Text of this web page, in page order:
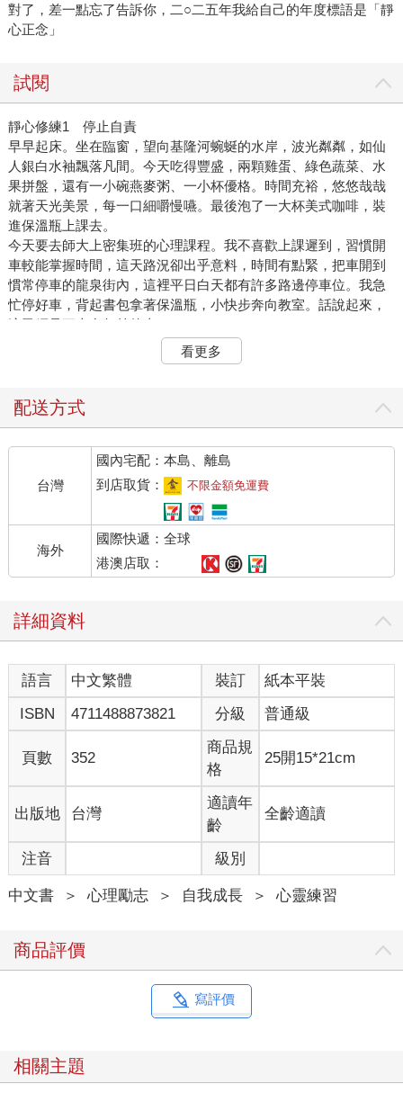
對了，差一點忘了告訴你，二○二五年我給自己的年度標語是「靜
心正念」
試閱
靜心修練1 停止自責
早早起床。坐在臨窗，望向基隆河蜿蜒的水岸，波光粼粼，如仙
人銀白水袖飄落凡間。今天吃得豐盛，兩顆雞蛋、綠色蔬菜、水
果拼盤，還有一小碗燕麥粥、一小杯優格。時間充裕，悠悠哉哉
就著天光美景，每一口細嚼慢嚥。最後泡了一大杯美式咖啡，裝
進保溫瓶上課去。
今天要去師大上密集班的心理課程。我不喜歡上課遲到，習慣開
車較能掌握時間，這天路況卻出乎意料，時間有點緊，把車開到
慣常停車的龍泉街內，這裡平日白天都有許多路邊停車位。我急
忙停好車，背起書包拿著保溫瓶，小快步奔向教室。話說起來，
這已經是三十多年前的事了。
幾堂課下來並不輕鬆。上午小組討論，下午輪到我帶領個案，分
配到不熟悉的領域，雖然準備了滿滿的資料，但心裡還是有點小
上完一整天課，心靈充實也很愉悅，拖著疲倦沉重的身軀走出校
話。回過神來看清楚，早上竟然把車停在黃線上。
一時之間，萬分懊惱……
「為什麼這麼不小心？為什麼不多看一眼？為什麼不提早出門？
為什麼……為什麼……」突然，「黑猩猩」醒了，開始焦躁不安
了，冒出嚴厲譴責，腦海裡出現排山倒海般的自我衝撞。
縱有千般理由似乎都不足以原諒自己。
「都是我的錯，怎麼搞的，每次都這樣，我怎麼老是闖禍……」
「賴佩霞，你糟透了！」
大意。彷彿墜落無底深淵，兩旁峭壁寫滿著「都是你！」「活
該！」「笨蛋！」「每次都這樣！」「去死好了！」……每一句
都是重錘，狠狠把自己擊向深淵的底層。我雙手抱著腦袋，看看
能不能讓裡面的叨唸停止。
自責中的聲音，聲音中的自責，萬馬奔騰相互廝殺。好累好
累……
車子被拖吊，已經夠沮喪了，幹嘛還虐待自己？一聲聲責難，層
層堆疊給自己施加的壓力，內外夾擊的雙重力道，有誰受得了？
想像腦前額有個粉紅色的「停止鍵」，輕輕按一下，順便跟自己
說：「好了，可以了！」
吐一口長氣，鬆鬆肩膀，對自己說：「先弄清楚車子在哪裡。」
地上的粉筆字一行寫著車號，另一行寫著電話號碼。我告訴自
己，放鬆，深呼吸，打電話，這應該是保管場的電話號碼。
招了輛計程車，搭車前往「贖」回我的愛車。
有點陌生，幽暗中隱約看見一個小亭子。噢，前面還有人呢！一
位穿西裝的先生拿著公事包，彎腰對著亭子裡的人比手劃腳。微
他眉頭深鎖離開，輪到我。「一千八！」雖然有點心疼，可是，
相較於不斷自責、內疚殺死自己那麼多細胞，該付出的總是要承
不是因為贖回車，而是腦袋終於停止它對我的綁架，內心焦躁的
「黑猩猩」可以休息了。
看更多
配送方式
台灣
國內宅配：本島、離島
到店取貨：
不限金額免運費
海外
國際快遞：全球
港澳店取：
詳細資料
語言 中文繁體 裝訂
紙本平裝
ISBN
4711488873821 分級 普通級
頁數 352
商品規
格
25開15*21cm
出版地 台灣
適讀年
齡
全齡適讀
注音 級別
中文書 ＞ 心理勵志 ＞ 自我成長 ＞ 心靈練習
商品評價
寫評價
相關主題